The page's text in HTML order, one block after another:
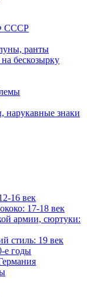
СССР
ранты
бескозырку
знаки
16 век
17-18 век
армии, сюртуки:
стиль: 19 век
е годы